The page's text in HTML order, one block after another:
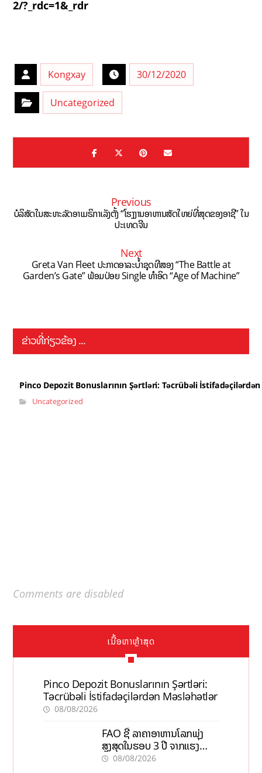
2/?_rdc=1&_rdr
Kongxay 30/12/2020
Uncategorized
Previous
ບໍລິສັດໃນສະຫະລັດອາເມຣິກາເລັງຕັ້ງ “ໂຮງງານອາຫານສັດໃຫຍ່ທີ່ສຸດຂອງອາຊີ” ໃນ
ປະເທດຈີນ
Next
Greta Van Fleet ປະກາດອາລະບ້ຳຊຸດທີສອງ “The Battle at
Garden’s Gate” ພ້ອມປ່ອຍ Single ທຳອິດ “Age of Machine”
ຂ່າວທີ່ກ່ຽວຂ້ອງ ...
Pinco Depozit Bonuslarının Şərtləri: Təcrübəli
Uncategorized
Comments are disabled
ເນື້ອຫາຫຼ້າສຸດ
Pinco Depozit Bonuslarının Şərtləri:
Təcrübəli İstifadəçilərdən Məsləhətlər
08/08/2026
FAO ຊີ້ ລາຄາອາຫານໂລກພຸ່ງ
ສູງສຸດໃນຮອບ 3 ປີ ຈາກແຮງ
ກົດດັນຂອງສົງຄາມ, El nino
08/08/2026